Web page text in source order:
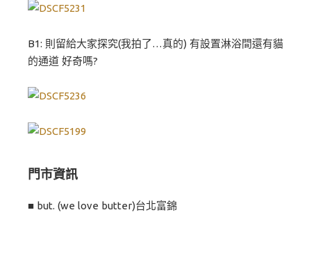
B1: 則留給大家探究(我拍了…真的) 有設置淋浴間還有貓
的通道 好奇嗎?
門市資訊
■ but. (we love butter)台北富錦